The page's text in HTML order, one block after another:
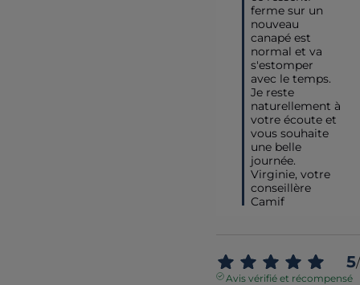
ferme sur un
nouveau
canapé est
normal et va
s'estomper
avec le temps.
Je reste
naturellement à
votre écoute et
vous souhaite
une belle
journée.
Virginie, votre
conseillère
Camif
5/
Avis vérifié et récompensé